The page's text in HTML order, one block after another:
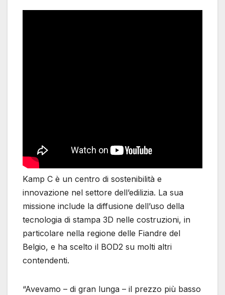
Kamp C è un centro di sostenibilità e
innovazione nel settore dell’edilizia. La sua
missione include la diffusione dell’uso della
tecnologia di stampa 3D nelle costruzioni, in
particolare nella regione delle Fiandre del
Belgio, e ha scelto il BOD2 su molti altri
contendenti.
“Avevamo – di gran lunga – il prezzo più basso